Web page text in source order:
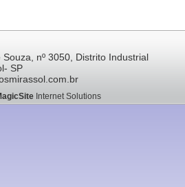
nº 3050, Distrito Industrial
SP
Internet Solutions